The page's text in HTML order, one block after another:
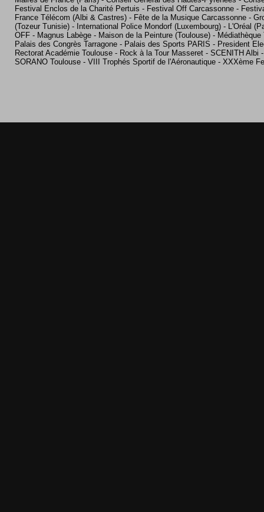
Festival Enclos de la Charité Pertuis - Festival Off Carcassonne -
France Télécom (Albi & Castres) - Fête de la Musique Carcassonne -
(Tozeur Tunisie) - International Police Mondorf (Luxembourg) - L'Oréal
OFF - Magnus Labège - Maison de la Peinture (Toulouse) -
Palais des Congrès Tarragone - Palais des Sports PARIS - President
Rectorat Académie Toulouse - Rock à la Tour Masseret - SCENITH
SORANO Toulouse - VIII Trophés Sportif de l'Aéronautique - XXXème